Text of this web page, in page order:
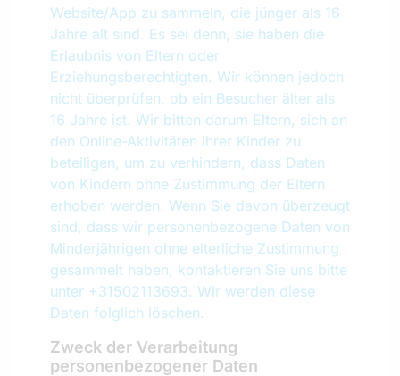
Website/App zu sammeln, die jünger als 16
Jahre alt sind. Es sei denn, sie haben die
Erlaubnis von Eltern oder
Erziehungsberechtigten. Wir können jedoch
nicht überprüfen, ob ein Besucher älter als
16 Jahre ist. Wir bitten darum Eltern, sich an
den Online-Aktivitäten ihrer Kinder zu
beteiligen, um zu verhindern, dass Daten
von Kindern ohne Zustimmung der Eltern
erhoben werden. Wenn Sie davon überzeugt
sind, dass wir personenbezogene Daten von
Minderjährigen ohne elterliche Zustimmung
gesammelt haben, kontaktieren Sie uns bitte
unter +31502113693. Wir werden diese
Daten folglich löschen.
Zweck der Verarbeitung
personenbezogener Daten